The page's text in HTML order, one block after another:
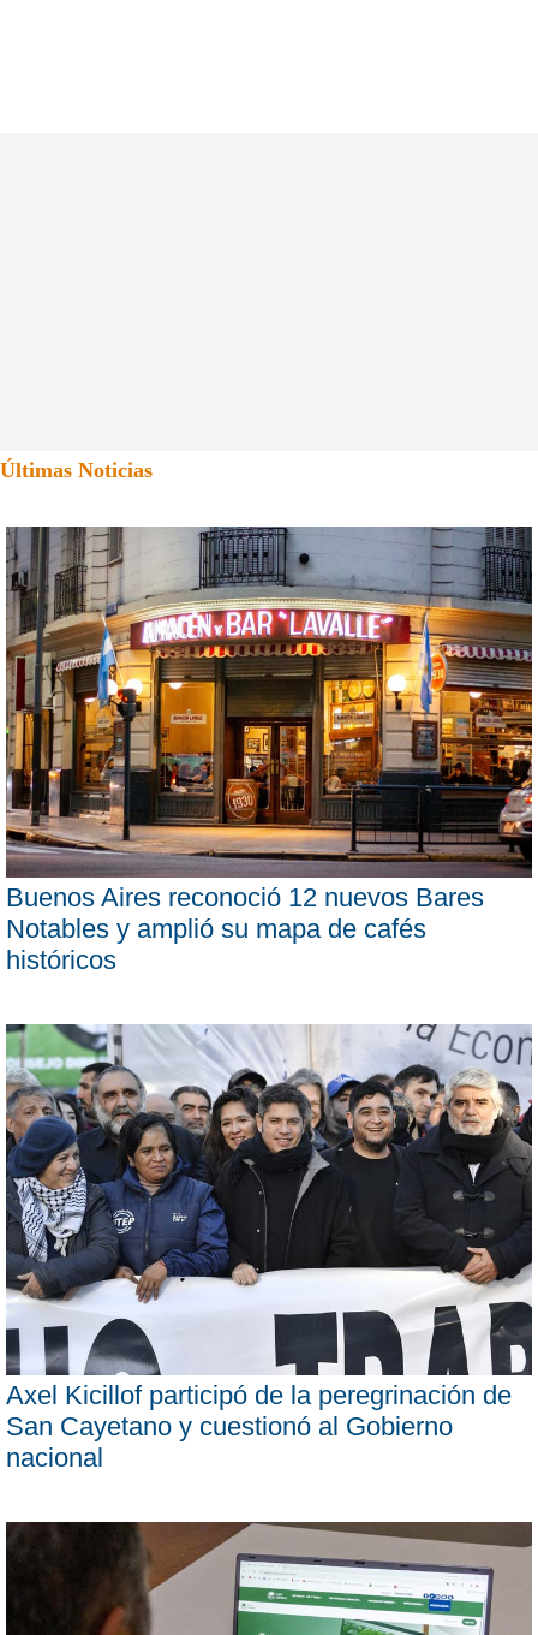
Últimas Noticias
Buenos Aires reconoció 12 nuevos Bares
Notables y amplió su mapa de cafés
históricos
Axel Kicillof participó de la peregrinación de
San Cayetano y cuestionó al Gobierno
nacional